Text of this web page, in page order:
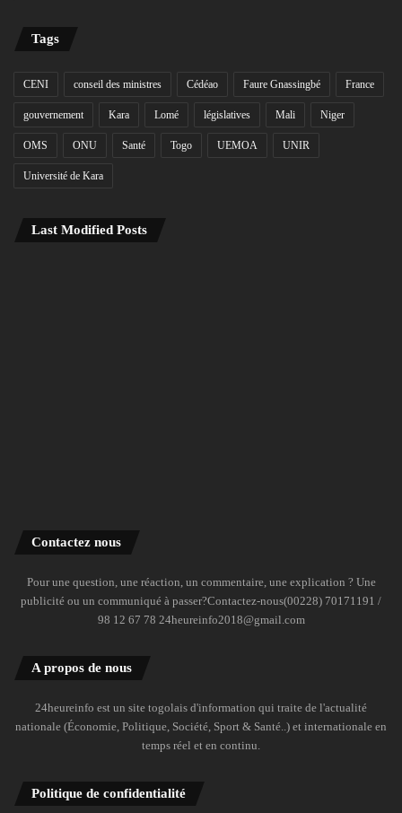
Tags
CENI conseil des ministres Cédéao Faure Gnassingbé France
gouvernement Kara Lomé législatives Mali Niger
OMS ONU Santé Togo UEMOA UNIR
Université de Kara
Last Modified Posts
Contactez nous
Pour une question, une réaction, un commentaire, une explication ? Une
publicité ou un communiqué à passer?Contactez-nous(00228) 70171191 /
98 12 67 78 24heureinfo2018@gmail.com
A propos de nous
24heureinfo est un site togolais d'information qui traite de l'actualité
nationale (Économie, Politique, Société, Sport & Santé..) et internationale en
temps réel et en continu.
Politique de confidentialité